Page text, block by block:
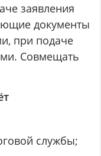
заявления
документы
при подаче
Совмещать
службы;